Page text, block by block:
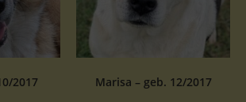
2017 Marisa – geb. 12/2017